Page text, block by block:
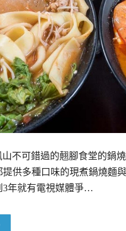
不可錯過的翹腳食堂的鍋
供多種口味的現煮鍋燒麵
3年就有電視媒體爭…